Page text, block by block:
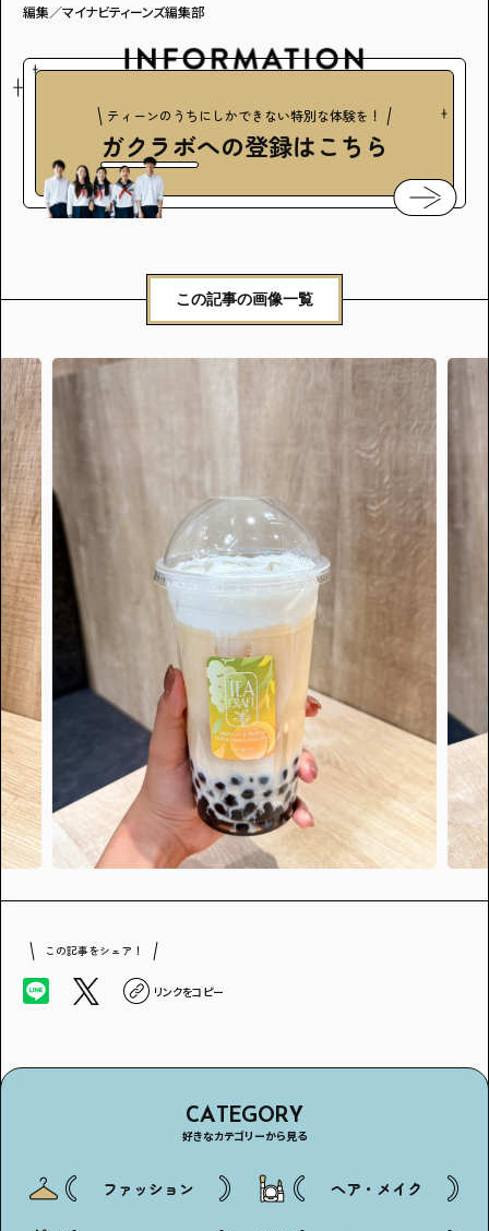
編集／マイナビティーンズ編集部
ティーンのうちにしかできない特別な体験を！
ガクラボへの登録はこちら
この記事の画像一覧
この記事をシェア！
リンクをコピー
CATEGORY
好きなカテゴリーから見る
ファッション ヘア・メイク